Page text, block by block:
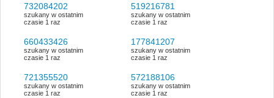
732084202
szukany w ostatnim
czasie 1 raz
519216781
szukany w ostatnim
czasie 1 raz
660433426
szukany w ostatnim
czasie 1 raz
177841207
szukany w ostatnim
czasie 1 raz
721355520
szukany w ostatnim
czasie 1 raz
572188106
szukany w ostatnim
czasie 1 raz